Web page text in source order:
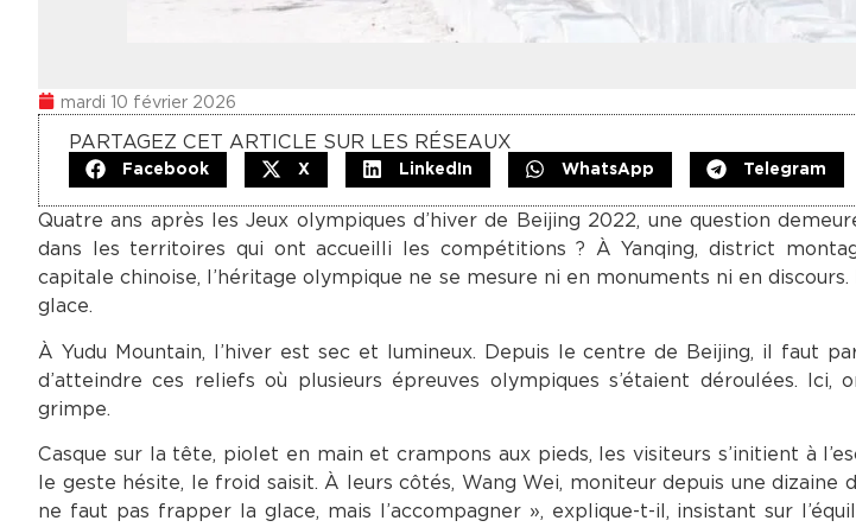
mardi 10 février 2026
PARTAGEZ CET ARTICLE SUR LES RÉSEAUX
Facebook X LinkedIn WhatsApp Telegram
Quatre ans après les Jeux olympiques d’hiver de Beijing 2022, une question
dans les territoires qui ont accueilli les compétitions ? À Yanqing, district
capitale chinoise, l’héritage olympique ne se mesure ni en monuments ni en
glace.
À Yudu Mountain, l’hiver est sec et lumineux. Depuis le centre de Beijing, il faut
d’atteindre ces reliefs où plusieurs épreuves olympiques s’étaient déroulées. Ici,
grimpe.
Casque sur la tête, piolet en main et crampons aux pieds, les visiteurs s’initient à
le geste hésite, le froid saisit. À leurs côtés, Wang Wei, moniteur depuis une dizaine
ne faut pas frapper la glace, mais l’accompagner », explique-t-il, insistant sur